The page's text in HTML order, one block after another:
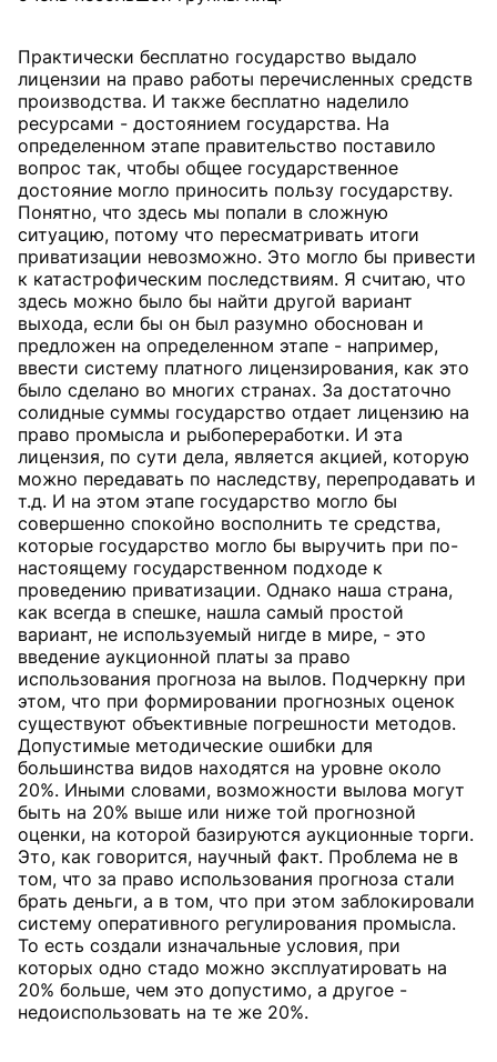
Практически бесплатно государство выдало
лицензии на право работы перечисленных средств
производства. И также бесплатно наделило
ресурсами - достоянием государства. На
определенном этапе правительство поставило
вопрос так, чтобы общее государственное
достояние могло приносить пользу государству.
Понятно, что здесь мы попали в сложную
ситуацию, потому что пересматривать итоги
приватизации невозможно. Это могло бы привести
к катастрофическим последствиям. Я считаю, что
здесь можно было бы найти другой вариант
выхода, если бы он был разумно обоснован и
предложен на определенном этапе - например,
ввести систему платного лицензирования, как это
было сделано во многих странах. За достаточно
солидные суммы государство отдает лицензию на
право промысла и рыбопереработки. И эта
лицензия, по сути дела, является акцией, которую
можно передавать по наследству, перепродавать и
т.д. И на этом этапе государство могло бы
совершенно спокойно восполнить те средства,
которые государство могло бы выручить при по-
настоящему государственном подходе к
проведению приватизации. Однако наша страна,
как всегда в спешке, нашла самый простой
вариант, не используемый нигде в мире, - это
введение аукционной платы за право
использования прогноза на вылов. Подчеркну при
этом, что при формировании прогнозных оценок
существуют объективные погрешности методов.
Допустимые методические ошибки для
большинства видов находятся на уровне около
20%. Иными словами, возможности вылова могут
быть на 20% выше или ниже той прогнозной
оценки, на которой базируются аукционные торги.
Это, как говорится, научный факт. Проблема не в
том, что за право использования прогноза стали
брать деньги, а в том, что при этом заблокировали
систему оперативного регулирования промысла.
То есть создали изначальные условия, при
которых одно стадо можно эксплуатировать на
20% больше, чем это допустимо, а другое -
недоиспользовать на те же 20%.